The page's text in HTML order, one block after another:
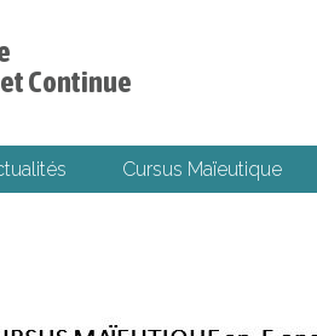
Continue
Cursus Maïeutique